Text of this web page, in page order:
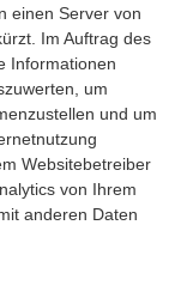
einen Server von
Im Auftrag des
Informationen
um
und um
Websitebetreiber
von Ihrem
anderen Daten